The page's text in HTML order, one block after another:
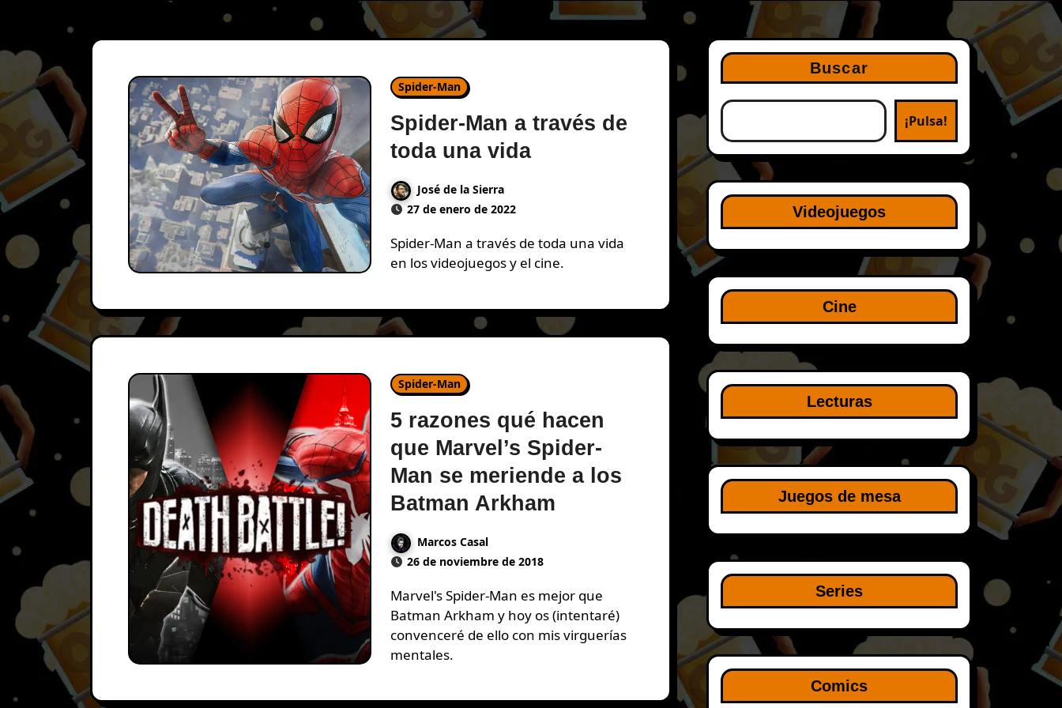
Spider-Man
Spider-Man a través de
toda una vida
José de la Sierra
27 de enero de 2022
Spider-Man a través de toda una vida
en los videojuegos y el cine.
Spider-Man
5 razones qué hacen
que Marvel’s Spider-
Man se meriende a los
Batman Arkham
Marcos Casal
26 de noviembre de 2018
Marvel's Spider-Man es mejor que
Batman Arkham y hoy os (intentaré)
convenceré de ello con mis virguerías
mentales.
Buscar
¡Pulsa!
Videojuegos
Cine
Lecturas
Juegos de mesa
Series
Comics